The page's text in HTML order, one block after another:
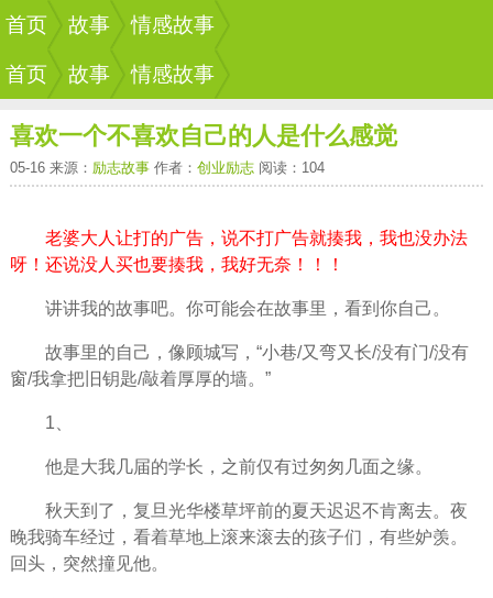
首页 故事 情感故事
首页 故事 情感故事
喜欢一个不喜欢自己的人是什么感觉
05-16 来源： 励志故事作者： 创业励志阅读：104
老婆大人让打的广告，说不打广告就揍我，我也没办法
呀！还说没人买也要揍我，我好无奈！！！
讲讲我的故事吧。你可能会在故事里，看到你自己。
故事里的自己，像顾城写，“小巷/又弯又长/没有门/没有
窗/我拿把旧钥匙/敲着厚厚的墙。”
1、
他是大我几届的学长，之前仅有过匆匆几面之缘。
秋天到了，复旦光华楼草坪前的夏天迟迟不肯离去。夜
晚我骑车经过，看着草地上滚来滚去的孩子们，有些妒羡。
回头，突然撞见他。